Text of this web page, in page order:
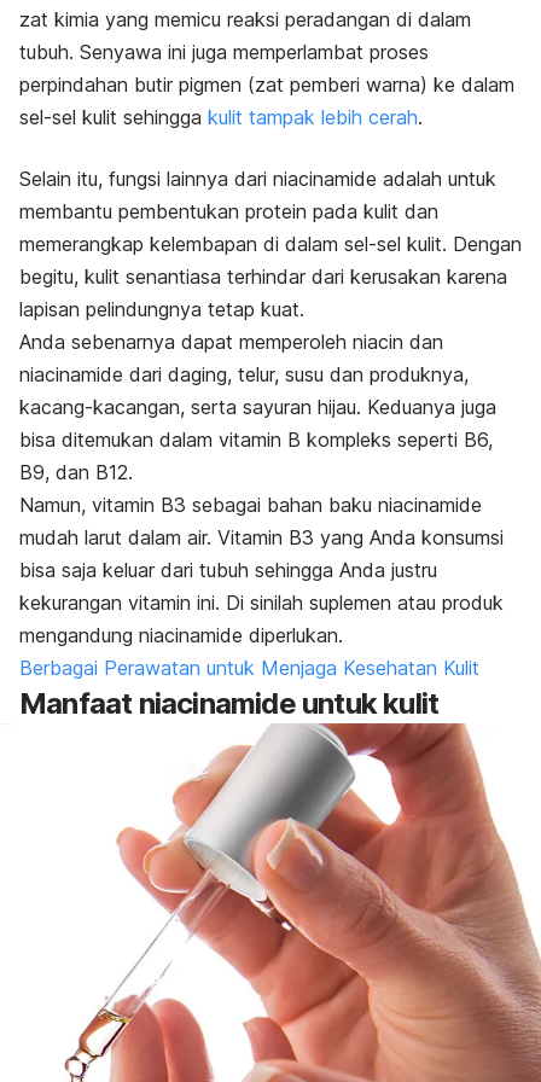
zat kimia yang memicu reaksi peradangan di dalam
tubuh. Senyawa ini juga memperlambat proses
perpindahan butir pigmen (zat pemberi warna) ke dalam
sel-sel kulit sehingga kulit tampak lebih cerah.
Selain itu, fungsi lainnya dari niacinamide adalah untuk
membantu pembentukan protein pada kulit dan
memerangkap kelembapan di dalam sel-sel kulit. Dengan
begitu, kulit senantiasa terhindar dari kerusakan karena
lapisan pelindungnya tetap kuat.
Anda sebenarnya dapat memperoleh niacin dan
niacinamide dari daging, telur, susu dan produknya,
kacang-kacangan, serta sayuran hijau. Keduanya juga
bisa ditemukan dalam vitamin B kompleks seperti B6,
B9, dan B12.
Namun, vitamin B3 sebagai bahan baku niacinamide
mudah larut dalam air. Vitamin B3 yang Anda konsumsi
bisa saja keluar dari tubuh sehingga Anda justru
kekurangan vitamin ini. Di sinilah suplemen atau produk
mengandung niacinamide diperlukan.
Berbagai Perawatan untuk Menjaga Kesehatan Kulit
Manfaat niacinamide untuk kulit